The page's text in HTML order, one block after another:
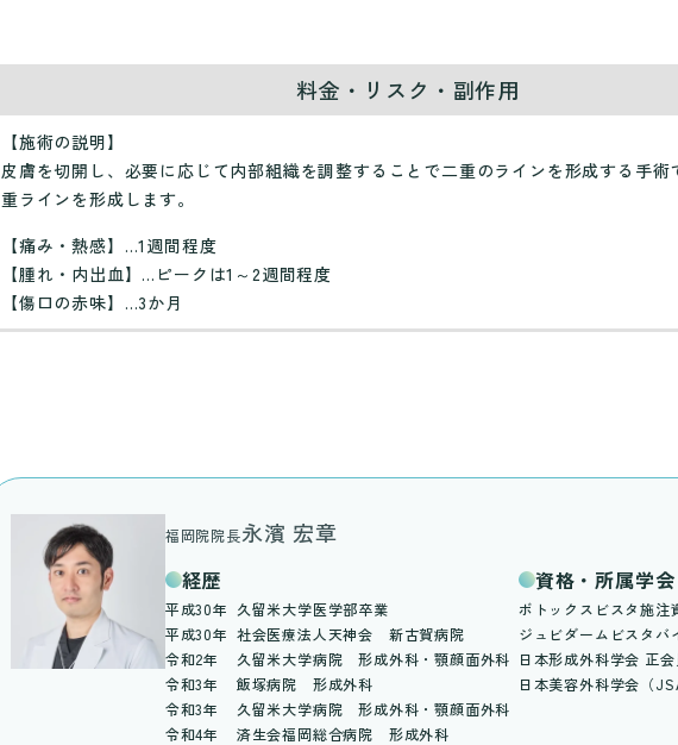
料金・リスク・副作用
【施術の説明】
皮膚を切開し、必要に応じて内部組織を調整することで二重のラインを形成する手術
重ラインを形成します。
【痛み・熱感】…1週間程度
【腫れ・内出血】…ピークは1～2週間程度
【傷口の赤味】…3か月
福岡院院長永濱 宏章
経歴
平成30年 久留米大学医学部卒業
平成30年 社会医療法人天神会 新古賀病院
令和2年
久留米大学病院 形成外科・顎顔面外科
令和3年
飯塚病院 形成外科
令和3年
久留米大学病院 形成外科・顎顔面外科
令和4年
済生会福岡総合病院 形成外科
資格・所属学会
ボトックスビスタ施注
ジュビダームビスタバ
日本形成外科学会 正会
日本美容外科学会（